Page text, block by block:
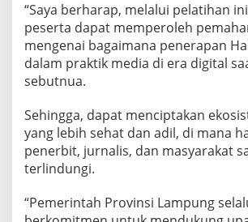
“Saya berharap, melalui pelatihan
peserta dapat memperoleh
mengenai bagaimana penerapan
dalam praktik media di era digital
sebutnua.
Sehingga, dapat menciptakan
yang lebih sehat dan adil, di mana
penerbit, jurnalis, dan masyarakat
terlindungi.
“Pemerintah Provinsi Lampung